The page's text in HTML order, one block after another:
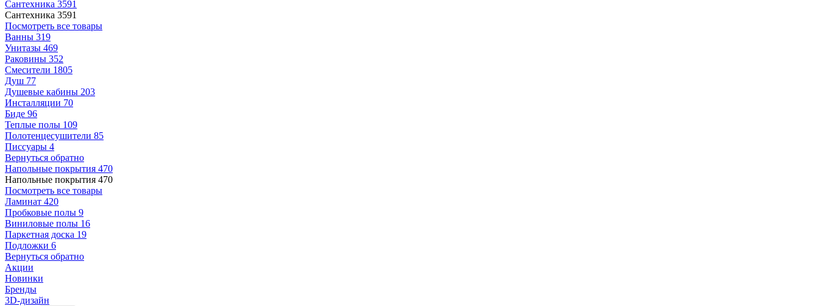
Сантехника 3591
Сантехника 3591
Посмотреть все товары
Ванны 319
Унитазы 469
Раковины 352
Смесители 1805
Душ 77
Душевые кабины 203
Инсталляции 70
Биде 96
Теплые полы 109
Полотенцесушители 85
Писсуары 4
Вернуться обратно
Напольные покрытия 470
Напольные покрытия 470
Посмотреть все товары
Ламинат 420
Пробковые полы 9
Виниловые полы 16
Паркетная доска 19
Подложки 6
Вернуться обратно
Акции
Новинки
Бренды
3D-дизайн